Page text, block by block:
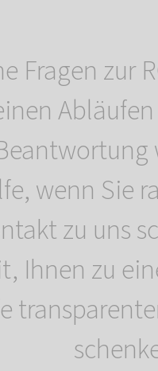
Fragen zur
wenn Sie
zu uns
Ihnen zu